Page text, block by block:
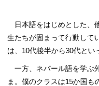
日本語をはじめとした、
生たちが固まって行動して
は、10代後半から30代とい
一方、ネパール語を学ぶ
ま。僕のクラスは15か国も